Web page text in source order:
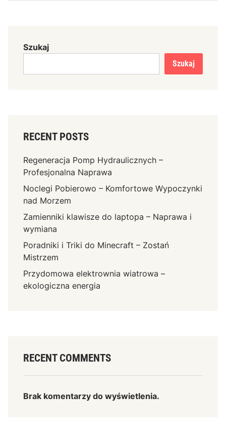
Szukaj
Szukaj
RECENT POSTS
Regeneracja Pomp Hydraulicznych –
Profesjonalna Naprawa
Noclegi Pobierowo – Komfortowe Wypoczynki
nad Morzem
Zamienniki klawisze do laptopa – Naprawa i
wymiana
Poradniki i Triki do Minecraft – Zostań
Mistrzem
Przydomowa elektrownia wiatrowa –
ekologiczna energia
RECENT COMMENTS
Brak komentarzy do wyświetlenia.